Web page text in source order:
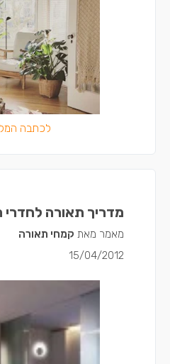
לכתבה
מדריך תאורה לחדרי
מאמר מאת קמחי תאורה
15/04/2012